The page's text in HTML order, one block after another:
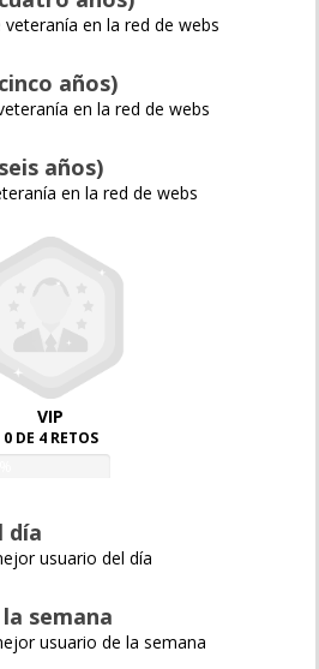
en la red de webs
años)
en la red de webs
años)
en la red de webs
VIP
0 DE 4 RETOS
día
usuario del día
semana
usuario de la semana